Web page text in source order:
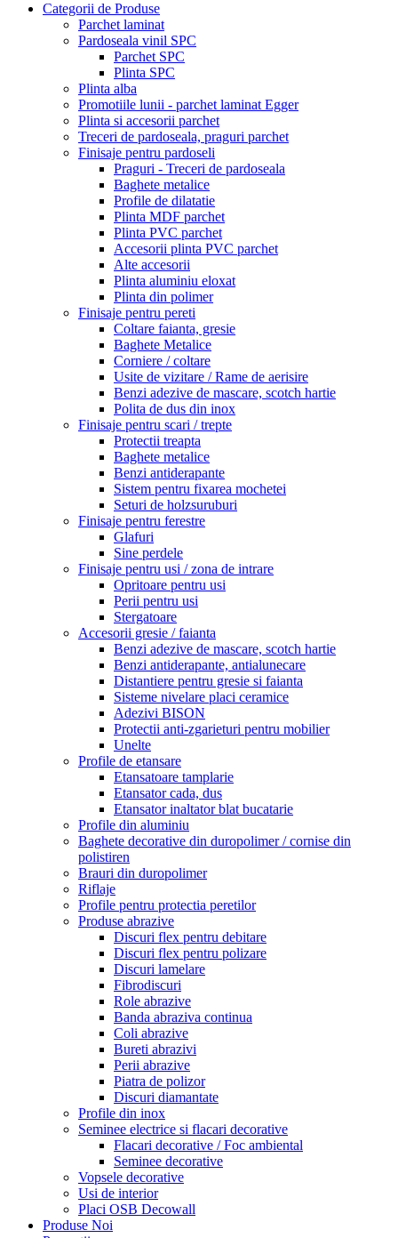
Categorii de Produse
Parchet laminat
Pardoseala vinil SPC
Parchet SPC
Plinta SPC
Plinta alba
Promotiile lunii - parchet laminat Egger
Plinta si accesorii parchet
Treceri de pardoseala, praguri parchet
Finisaje pentru pardoseli
Praguri - Treceri de pardoseala
Baghete metalice
Profile de dilatatie
Plinta MDF parchet
Plinta PVC parchet
Accesorii plinta PVC parchet
Alte accesorii
Plinta aluminiu eloxat
Plinta din polimer
Finisaje pentru pereti
Coltare faianta, gresie
Baghete Metalice
Corniere / coltare
Usite de vizitare / Rame de aerisire
Benzi adezive de mascare, scotch hartie
Polita de dus din inox
Finisaje pentru scari / trepte
Protectii treapta
Baghete metalice
Benzi antiderapante
Sistem pentru fixarea mochetei
Seturi de holzsuruburi
Finisaje pentru ferestre
Glafuri
Sine perdele
Finisaje pentru usi / zona de intrare
Opritoare pentru usi
Perii pentru usi
Stergatoare
Accesorii gresie / faianta
Benzi adezive de mascare, scotch hartie
Benzi antiderapante, antialunecare
Distantiere pentru gresie si faianta
Sisteme nivelare placi ceramice
Adezivi BISON
Protectii anti-zgarieturi pentru mobilier
Unelte
Profile de etansare
Etansatoare tamplarie
Etansator cada, dus
Etansator inaltator blat bucatarie
Profile din aluminiu
Baghete decorative din duropolimer / cornise din
polistiren
Brauri din duropolimer
Riflaje
Profile pentru protectia peretilor
Produse abrazive
Discuri flex pentru debitare
Discuri flex pentru polizare
Discuri lamelare
Fibrodiscuri
Role abrazive
Banda abraziva continua
Coli abrazive
Bureti abrazivi
Perii abrazive
Piatra de polizor
Discuri diamantate
Profile din inox
Seminee electrice si flacari decorative
Flacari decorative / Foc ambiental
Seminee decorative
Vopsele decorative
Usi de interior
Placi OSB Decowall
Produse Noi